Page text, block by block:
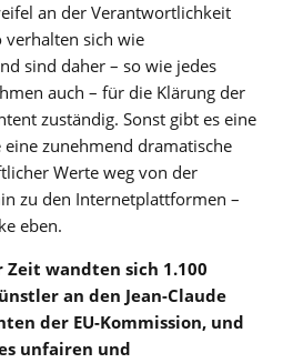
an der Verantwortlichkeit
verhalten sich wie
sind daher – so wie jedes
auch – für die Klärung der
zuständig. Sonst gibt es eine
zunehmend dramatische
Werte weg von der
zu den Internetplattformen –
eben.
wandten sich 1.100
an den Jean-Claude
der EU-Kommission, und
unfairen und